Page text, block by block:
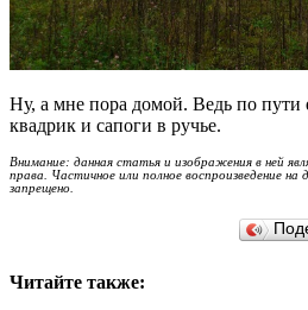
Ну, а мне пора домой. Ведь по пути
квадрик и сапоги в ручье.
Внимание: данная статья и изображения в ней
права. Частичное или полное воспроизведение на
запрещено.
Читайте также: